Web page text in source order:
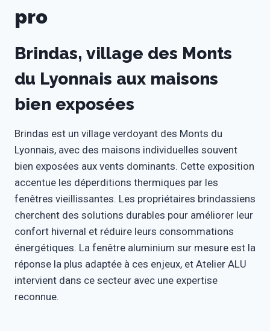
pro
Brindas, village des Monts
du Lyonnais aux maisons
bien exposées
Brindas est un village verdoyant des Monts du
Lyonnais, avec des maisons individuelles souvent
bien exposées aux vents dominants. Cette exposition
accentue les déperditions thermiques par les
fenêtres vieillissantes. Les propriétaires brindassiens
cherchent des solutions durables pour améliorer leur
confort hivernal et réduire leurs consommations
énergétiques. La fenêtre aluminium sur mesure est la
réponse la plus adaptée à ces enjeux, et Atelier ALU
intervient dans ce secteur avec une expertise
reconnue.